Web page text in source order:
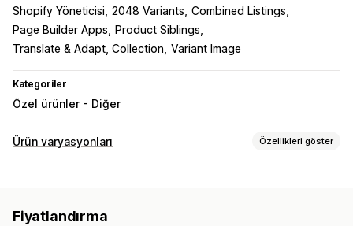
Shopify Yöneticisi 2048 Variants Combined Listings
Page Builder Apps
Product Siblings
Translate & Adapt, Collection Variant Image
Kategoriler
Özel ürünler - Diğer
Ürün varyasyonları Özellikleri göster
Özel CSS Önizleme
Fiyatlandırma